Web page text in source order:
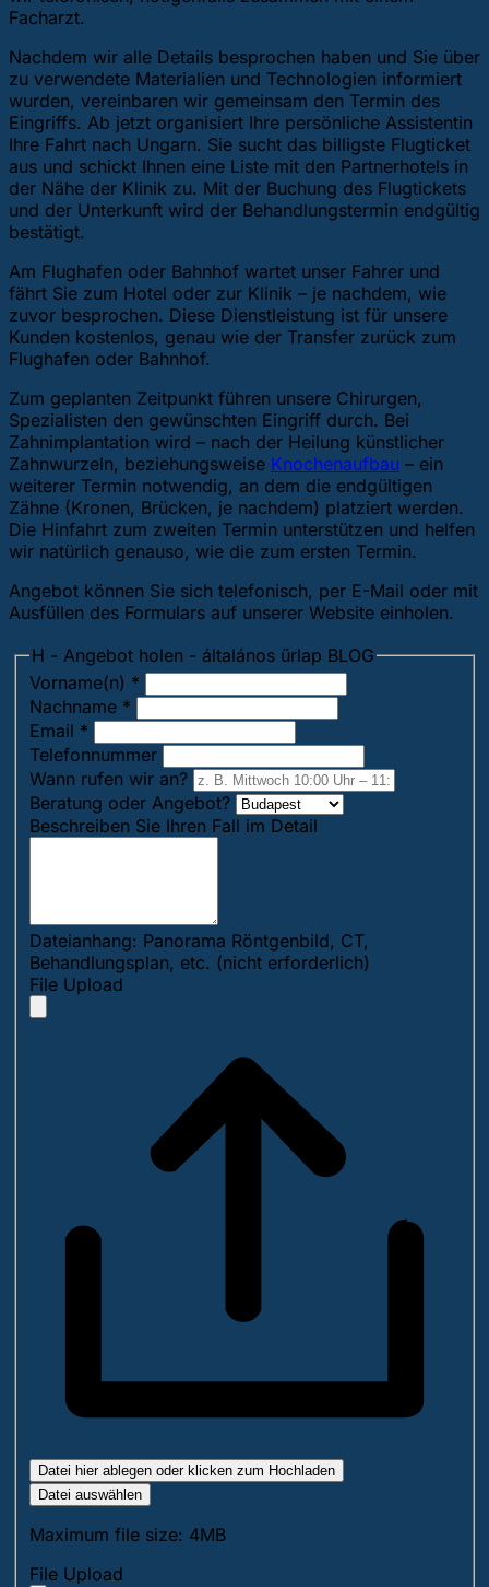
Facharzt.
Nachdem wir alle Details besprochen haben und Sie über
zu verwendete Materialien und Technologien informiert
wurden, vereinbaren wir gemeinsam den Termin des
Eingriffs. Ab jetzt organisiert Ihre persönliche Assistentin
Ihre Fahrt nach Ungarn. Sie sucht das billigste Flugticket
aus und schickt Ihnen eine Liste mit den Partnerhotels in
der Nähe der Klinik zu. Mit der Buchung des Flugtickets
und der Unterkunft wird der Behandlungstermin endgültig
bestätigt.
Am Flughafen oder Bahnhof wartet unser Fahrer und
fährt Sie zum Hotel oder zur Klinik – je nachdem, wie
zuvor besprochen. Diese Dienstleistung ist für unsere
Kunden kostenlos, genau wie der Transfer zurück zum
Flughafen oder Bahnhof.
Zum geplanten Zeitpunkt führen unsere Chirurgen,
Spezialisten den gewünschten Eingriff durch. Bei
Zahnimplantation wird – nach der Heilung künstlicher
Zahnwurzeln, beziehungsweise Knochenaufbau – ein
weiterer Termin notwendig, an dem die endgültigen
Zähne (Kronen, Brücken, je nachdem) platziert werden.
Die Hinfahrt zum zweiten Termin unterstützen und helfen
wir natürlich genauso, wie die zum ersten Termin.
Angebot können Sie sich telefonisch, per E-Mail oder mit
Ausfüllen des Formulars auf unserer Website einholen.
H - Angebot holen - általános űrlap BLOG
Vorname(n) *
Nachname *
Email *
Telefonnummer
Wann rufen wir an?
Beratung oder Angebot?
Beschreiben Sie Ihren Fall im Detail
Dateianhang: Panorama Röntgenbild, CT,
Behandlungsplan, etc. (nicht erforderlich)
File Upload
Datei hier ablegen oder klicken zum Hochladen
Datei auswählen
Maximum file size: 4MB
File Upload